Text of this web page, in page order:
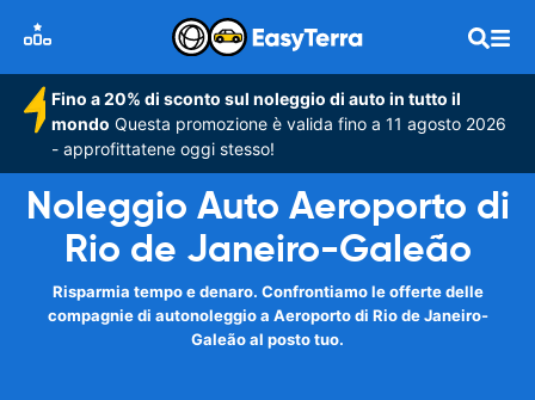
Fino a 20% di sconto sul noleggio di auto in tutto il
mondo Questa promozione è valida fino a 11 agosto 2026
- approfittatene oggi stesso!
Noleggio Auto Aeroporto di
Rio de Janeiro-Galeão
Risparmia tempo e denaro. Confrontiamo le offerte delle
compagnie di autonoleggio a Aeroporto di Rio de Janeiro-
Galeão al posto tuo.